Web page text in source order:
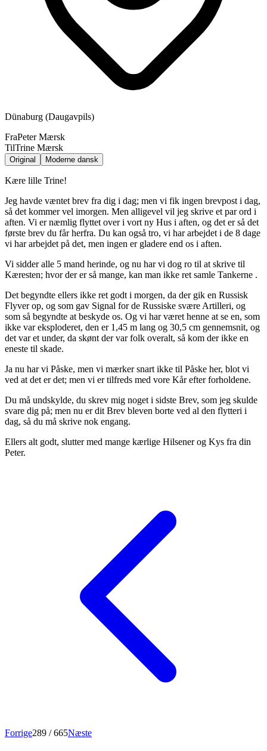
Dünaburg (Daugavpils)
FraPeter Mærsk
TilTrine Mærsk
Original Moderne dansk
Kære lille Trine!
Jeg havde væntet brev fra dig i dag; men vi fik ingen brevpost i dag,
så det kommer vel imorgen. Men alligevel vil jeg skrive et par ord i
aften. Vi er næmlig flyttet over i vort ny Hus i aften, og det er så det
første brev du får herfra. Du kan også tro, vi har arbejdet i de 8 dage
vi har arbejdet på det, men ingen er gladere end os i aften.
Vi sidder alle 5 mand herinde, og nu har vi dog ro til at skrive til
Kæresten; hvor der er så mange, kan man ikke ret samle Tankerne .
Det begyndte ellers ikke ret godt i morgen, da der gik en Russisk
Flyver op, og som gav Signal for de Russiske svære Artilleri, og
som så begyndte at beskyde os. Og vi har været henne at se en, som
ikke var eksploderet, den er 1,45 m lang og 30,5 cm gennemsnit, og
det var et under, da skønt der var folk overalt, så kom der ikke en
eneste til skade.
Ja nu har vi Påske, men vi mærker snart ikke til Påske her, blot vi
ved at det er det; men vi er tilfreds med vore Kår efter forholdene.
Du må undskylde, du skrev mig noget i sidste Brev, som jeg skulde
svare dig på; men nu er dit Brev bleven borte ved al den flytteri i
dag, så du må skrive nok engang.
Ellers alt godt, slutter med mange kærlige Hilsener og Kys fra din
Peter.
Forrige289 / 665Næste